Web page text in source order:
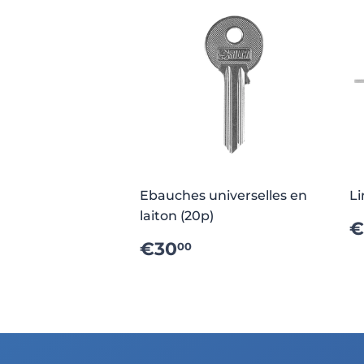
Ebauches universelles en
laiton (20p)
PRIX
RÉGULIER
€3000